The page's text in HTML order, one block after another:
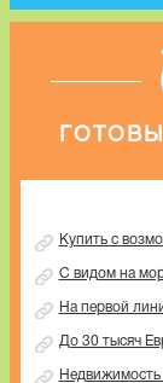
Купить с
С видом на
На первой
До 30 тысяч